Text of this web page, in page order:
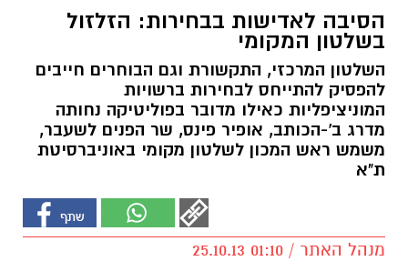
הסיבה לאדישות בבחירות: הזלזול
בשלטון המקומי
השלטון המרכזי, התקשורת וגם הבוחרים חייבים
להפסיק להתייחס לבחירות ברשויות
המוניציפליות כאילו מדובר בפוליטיקה נחותה
מדרג ב'-הכותב, אופיר פינס, שר הפנים לשעבר,
משמש ראש המכון לשלטון מקומי באוניברסיטת
ת"א
מנהל האתר / 01:10 25.10.13